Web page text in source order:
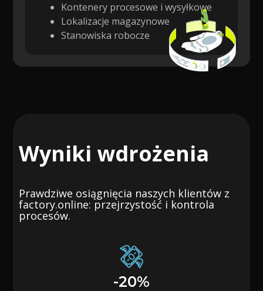
Kontenery procesowe i wysyłkowe
Lokalizacje magazynowe
Stanowiska robocze
Wyniki wdrożenia
Prawdziwe osiągnięcia naszych klientów z
factory.online: przejrzystość i kontrola
procesów.
-20%